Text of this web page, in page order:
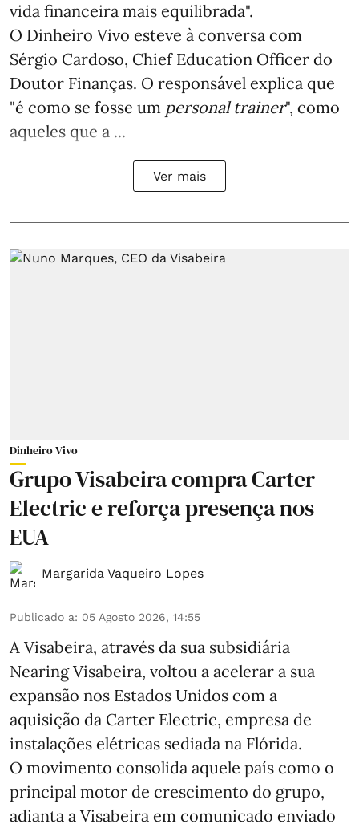
vida financeira mais equilibrada".
O Dinheiro Vivo esteve à conversa com
Sérgio Cardoso, Chief Education Officer do
Doutor Finanças. O responsável explica que
"é como se fosse um personal trainer", como
aqueles que a ...
Ver mais
Dinheiro Vivo
Grupo Visabeira compra Carter
Electric e reforça presença nos
EUA
Margarida Vaqueiro Lopes
Publicado a: 05 Agosto 2026, 14:55
A Visabeira, através da sua subsidiária
Nearing Visabeira, voltou a acelerar a sua
expansão nos Estados Unidos com a
aquisição da Carter Electric, empresa de
instalações elétricas sediada na Flórida.
O movimento consolida aquele país como o
principal motor de crescimento do grupo,
adianta a Visabeira em comunicado enviado